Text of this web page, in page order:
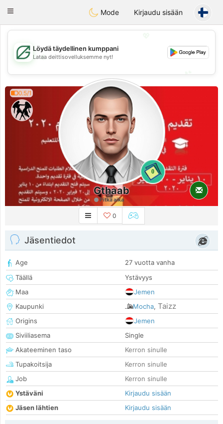
GulfDating
Toggle
Mode Kirjaudu sisään
💖
💕
Löydä täydellinen kumppani
Lataa deittisovelluksemme nyt!
0.5/1
0
Gthaab
Pitkä aika
0
Jäsentiedot
Age
27 vuotta vanha
Täällä
Ystävyys
Maa
Jemen
Kaupunki
Mocha, Taizz
Origins
Jemen
Siviiliasema
Single
Akateeminen taso
Kerron sinulle
Tupakoitsija
Kerron sinulle
Job
Kerron sinulle
Ystäväni
Kirjaudu sisään
Jäsen lähtien
Kirjaudu sisään